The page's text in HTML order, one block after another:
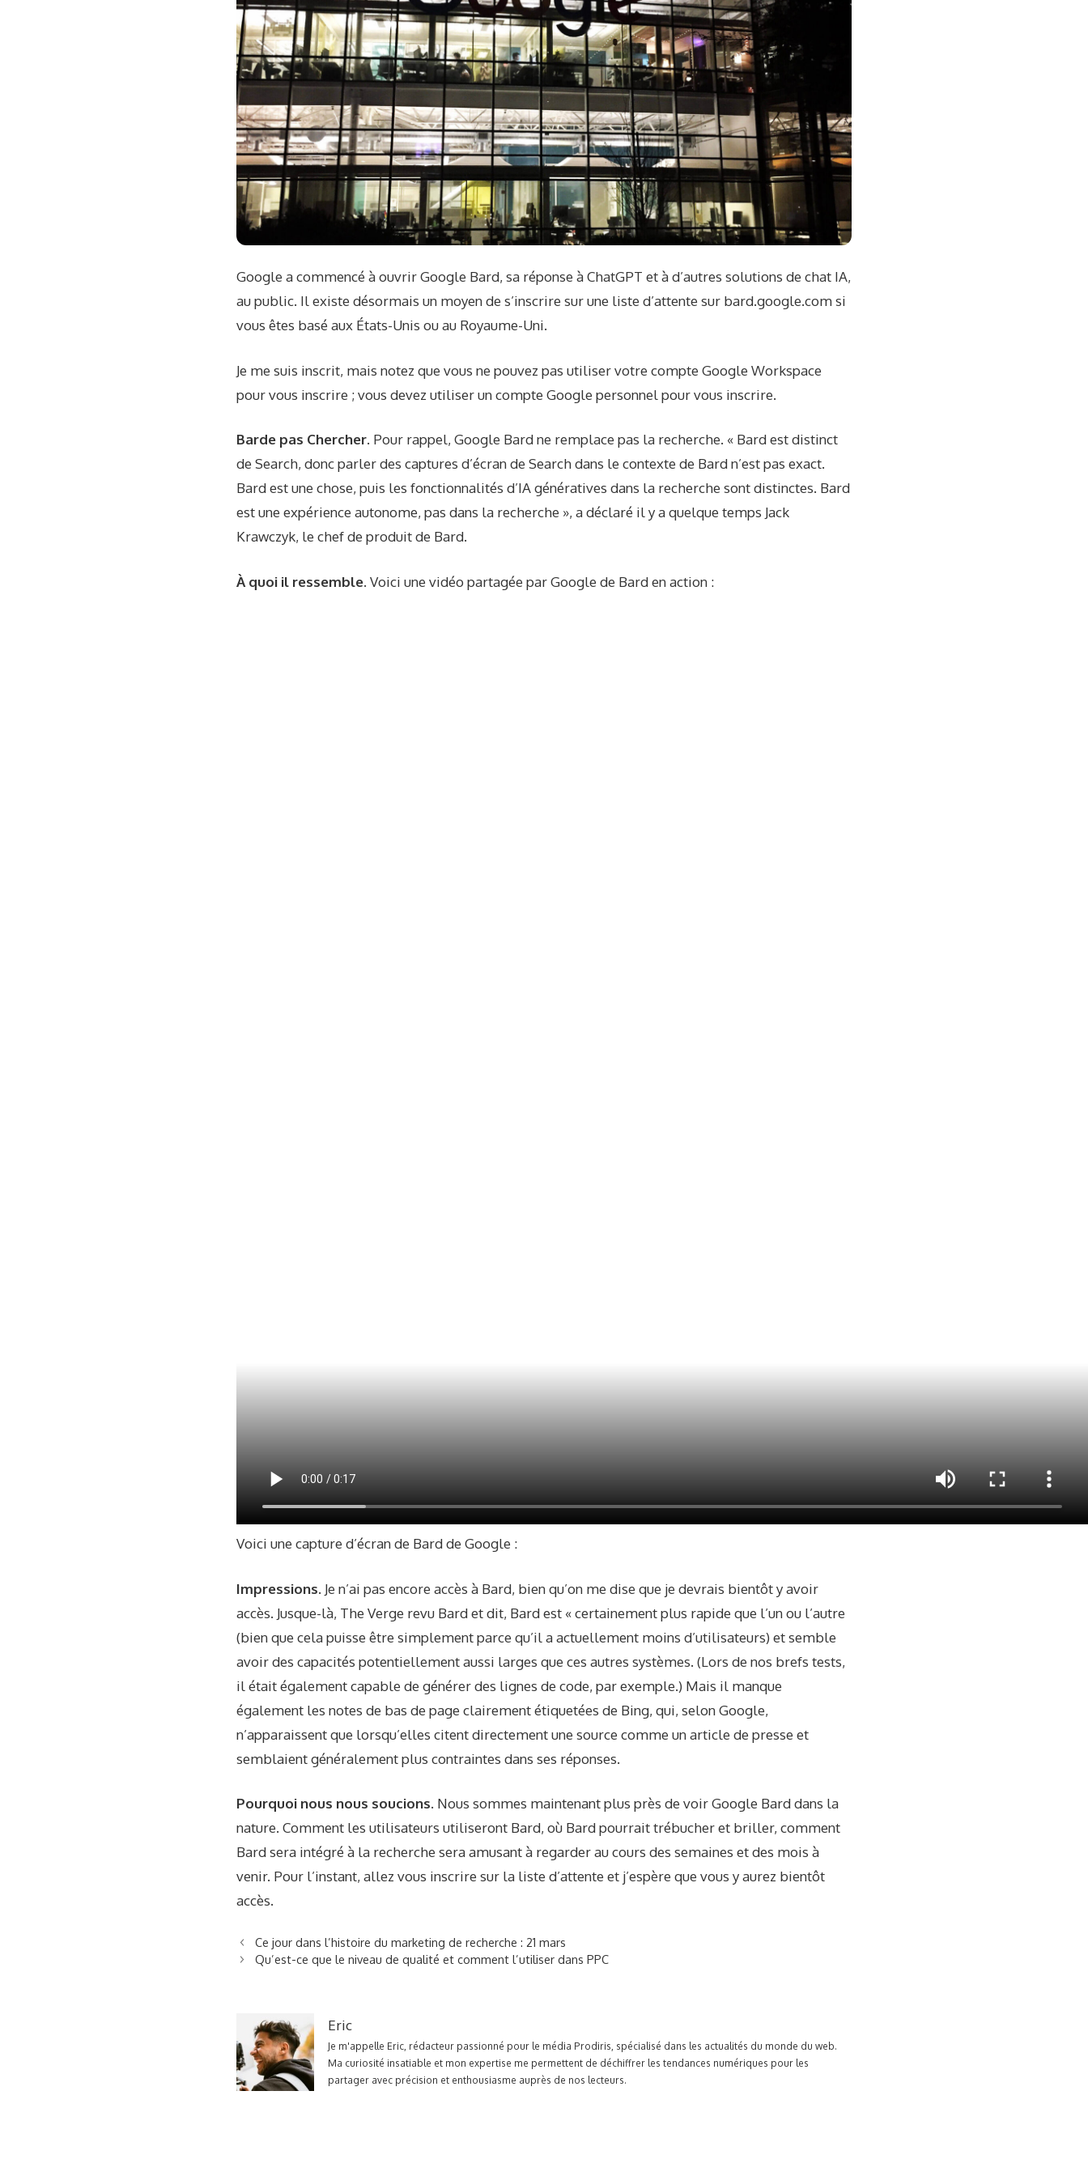
Google a commencé à ouvrir Google Bard, sa réponse à ChatGPT et à d’autres solutions de chat IA,
au public. Il existe désormais un moyen de s’inscrire sur une liste d’attente sur bard.google.comsi
vous êtes basé aux États-Unis ou au Royaume-Uni.
Je me suis inscrit, mais notez que vous ne pouvez pas utiliser votre compte Google Workspace
pour vous inscrire ; vous devez utiliser un compte Google personnel pour vous inscrire.
Barde pas Chercher. Pour rappel, Google Bard ne remplace pas la recherche. « Bard est distinct
de Search, donc parler des captures d’écran de Search dans le contexte de Bard n’est pas exact.
Bard est une chose, puis les fonctionnalités d’IA génératives dans la recherche sont distinctes. Bard
est une expérience autonome, pas dans la recherche », a déclaré il y a quelque temps Jack
Krawczyk, le chef de produit de Bard.
À quoi il ressemble. Voici une vidéo partagée par Google de Bard en action :
Voici une capture d’écran de Bard de Google :
Impressions. Je n’ai pas encore accès à Bard, bien qu’on me dise que je devrais bientôt y avoir
accès. Jusque-là, The Verge revu Bard et dit, Bard est « certainement plus rapide que l’un ou l’autre
(bien que cela puisse être simplement parce qu’il a actuellement moins d’utilisateurs) et semble
avoir des capacités potentiellement aussi larges que ces autres systèmes. (Lors de nos brefs tests,
il était également capable de générer des lignes de code, par exemple.) Mais il manque
également les notes de bas de page clairement étiquetées de Bing, qui, selon Google,
n’apparaissent que lorsqu’elles citent directement une source comme un article de presse et
semblaient généralement plus contraintes dans ses réponses.
Pourquoi nous nous soucions. Nous sommes maintenant plus près de voir Google Bard dans la
nature. Comment les utilisateurs utiliseront Bard, où Bard pourrait trébucher et briller, comment
Bard sera intégré à la recherche sera amusant à regarder au cours des semaines et des mois à
venir. Pour l’instant, allez vous inscrire sur la liste d’attente et j’espère que vous y aurez bientôt
accès.
Ce jour dans l’histoire du marketing de recherche : 21 mars
Qu’est-ce que le niveau de qualité et comment l’utiliser dans PPC
Eric
Je m'appelle Eric, rédacteur passionné pour le média Prodiris, spécialisé dans les actualités du monde du web.
Ma curiosité insatiable et mon expertise me permettent de déchiffrer les tendances numériques pour les
partager avec précision et enthousiasme auprès de nos lecteurs.